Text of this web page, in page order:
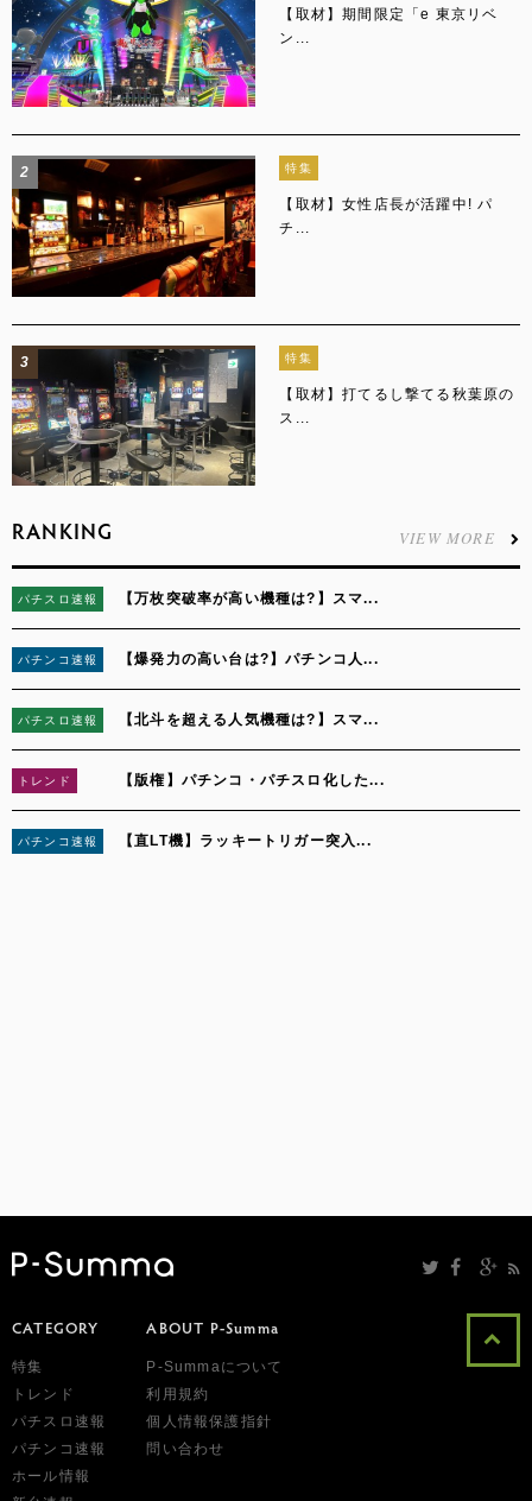
【取材】期間限定「e 東京リベ
ン...
2 特集
【取材】女性店長が活躍中! パ
チ...
3 特集
【取材】打てるし撃てる秋葉原の
ス...
RANKING VIEW MORE
1
パチスロ速報 【万枚突破率が高い機種は?】スマ...
2
パチンコ速報 【爆発力の高い台は?】パチンコ人...
3
パチスロ速報 【北斗を超える人気機種は?】スマ...
4トレンド 【版権】パチンコ・パチスロ化した...
5
パチンコ速報 【直LT機】ラッキートリガー突入...
CATEGORY
特集
トレンド
パチスロ速報
パチンコ速報
ホール情報
ABOUT P-Summa
P-Summaについて
利用規約
個人情報保護指針
問い合わせ